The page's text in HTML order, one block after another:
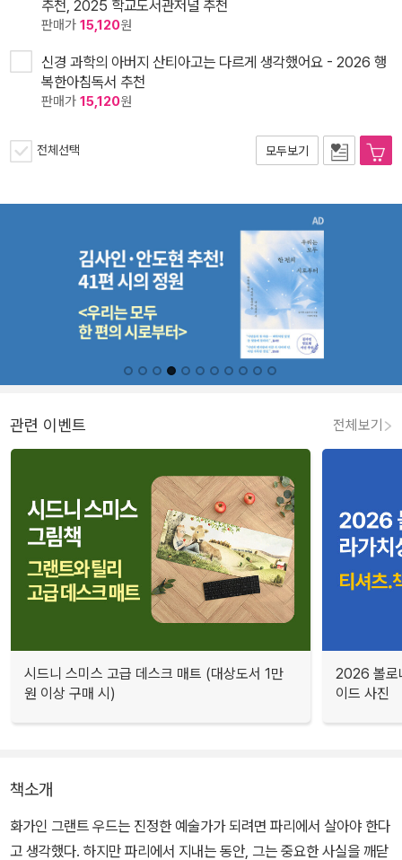
추천, 2025 학교도서관저널 추천
판매가 15,120원
신경 과학의 아버지 산티아고는 다르게 생각했어요 - 2026 행
복한아침독서 추천
판매가 15,120원
전체선택 모두보기
관련 이벤트 전체보기
시드니 스미스 고급 데스크 매트 (대상도서 1만
원 이상 구매 시)
2026 볼로
이드 사진
책소개
화가인 그랜트 우드는 진정한 예술가가 되려면 파리에서 살아야 한다
고 생각했다. 하지만 파리에서 지내는 동안, 그는 중요한 사실을 깨닫